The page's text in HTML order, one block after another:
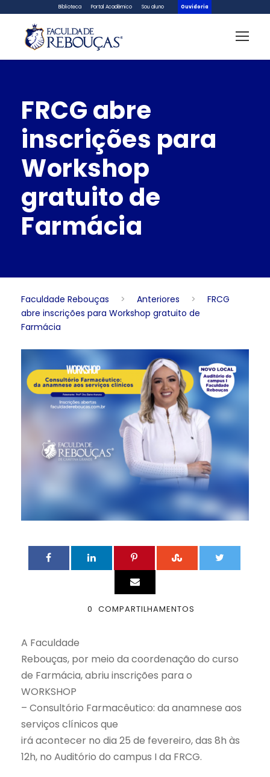
Biblioteca Portal Acadêmico Sou aluno Ouvidoria
FRCG abre
inscrições para
Workshop
gratuito de
Farmácia
Faculdade Rebouças > Anteriores >
FRCG
abre inscrições para Workshop gratuito de
Farmácia
0 COMPARTILHAMENTOS
A Faculdade
Rebouças, por meio da coordenação do curso
de Farmácia, abriu inscrições para o
WORKSHOP
– Consultório Farmacêutico: da anamnese aos
serviços clínicos que
irá acontecer no dia 25 de fevereiro, das 8h às
12h, no Auditório do campus I da FRCG.